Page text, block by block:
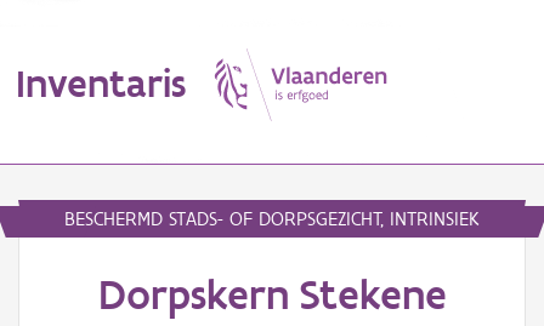
Inventaris
Erfgoedobject
BESCHERMD STADS- OF DORPSGEZICHT, INTRINSIEK
Dorpskern Stekene